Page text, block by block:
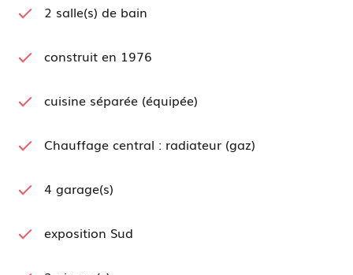
Le terrain est piscinable et dispose d'un forage.
provençale, son magnifique parc et ses volumes
Les informations sur les risques auxquels ce bien
2 salle(s) de bain
construit en 1976
cuisine séparée (équipée)
Chauffage central : radiateur (gaz)
4 garage(s)
exposition Sud